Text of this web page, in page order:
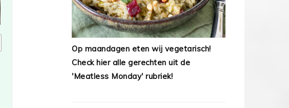
Op maandagen eten wij vegetarisch!
Check hier alle gerechten uit de
'Meatless Monday' rubriek!